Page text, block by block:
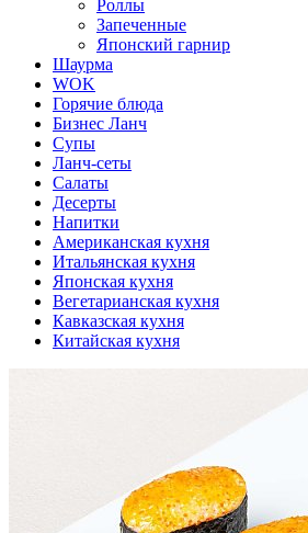
Роллы
Запеченные
Японский гарнир
Шаурма
WOK
Горячие блюда
Бизнес Ланч
Супы
Ланч-сеты
Салаты
Десерты
Напитки
Американская кухня
Итальянская кухня
Японская кухня
Вегетарианская кухня
Кавказская кухня
Китайская кухня